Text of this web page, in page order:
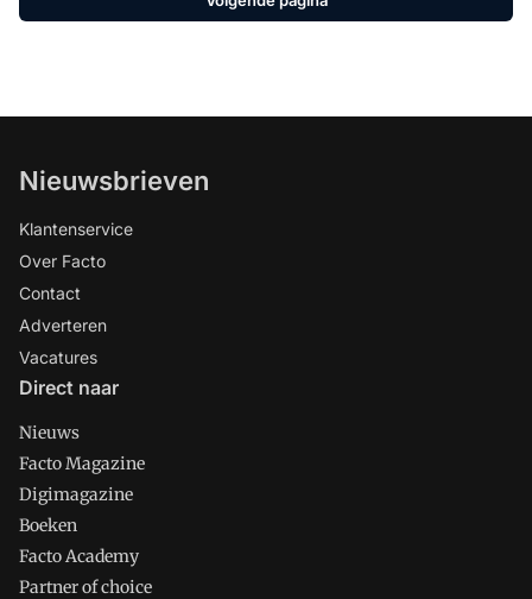
campusstrategie van de landelijke
Nieuwsbrieven
Klantenservice
Over Facto
Contact
Adverteren
Vacatures
Direct naar
Nieuws
Facto Magazine
Digimagazine
Boeken
Facto Academy
Partner of choice